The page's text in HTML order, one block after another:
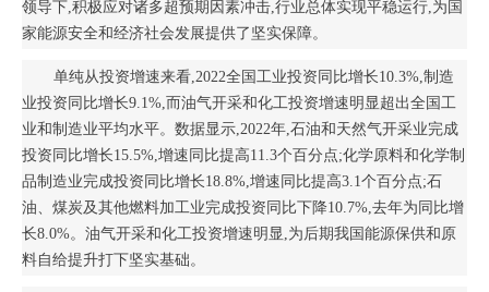
领导下,积极应对诸多超预期因素冲击,行业总体实现平稳运行,为国
家能源安全和经济社会发展提供了坚实保障。
单纯从投资增速来看,2022全国工业投资同比增长10.3%,制造
业投资同比增长9.1%,而油气开采和化工投资增速明显超出全国工
业和制造业平均水平。数据显示,2022年,石油和天然气开采业完成
投资同比增长15.5%,增速同比提高11.3个百分点;化学原料和化学制
品制造业完成投资同比增长18.8%,增速同比提高3.1个百分点;石
油、煤炭及其他燃料加工业完成投资同比下降10.7%,去年为同比增
长8.0%。油气开采和化工投资增速明显,为后期我国能源保供和原
料自给提升打下坚实基础。